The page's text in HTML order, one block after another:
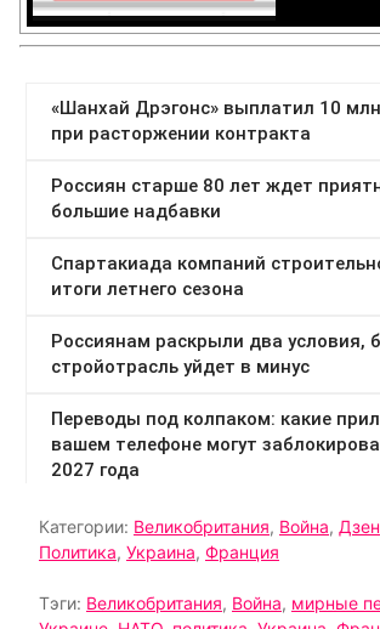
Категории: Великобритания, Война, Дзен
Политика, Украина, Франция
Тэги: Великобритания, Война, мирные